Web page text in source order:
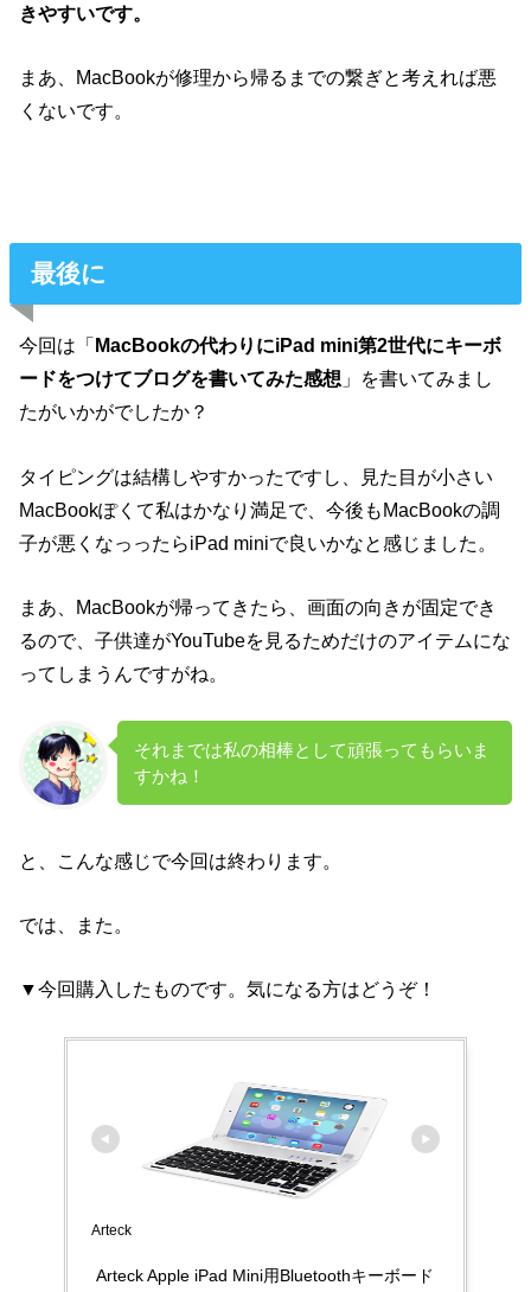
きやすいです。
まあ、MacBookが修理から帰るまでの繋ぎと考えれば悪
くないです。
最後に
今回は「 MacBookの代わりにiPad mini第2世代にキーボ
ードをつけてブログを書いてみた感想 」を書いてみまし
たがいかがでしたか？
タイピングは結構しやすかったですし、見た目が小さい
MacBookぽくて私はかなり満足で、今後もMacBookの調
子が悪くなっったらiPad miniで良いかなと感じました。
まあ、MacBookが帰ってきたら、画面の向きが固定でき
るので、子供達がYouTubeを見るためだけのアイテムにな
ってしまうんですがね。
それまでは私の相棒として頑張ってもらいま
すかね！
と、こんな感じで今回は終わります。
では、また。
▼今回購入したものです。気になる方はどうぞ！
Arteck
Arteck Apple iPad Mini用Bluetoothキーボード